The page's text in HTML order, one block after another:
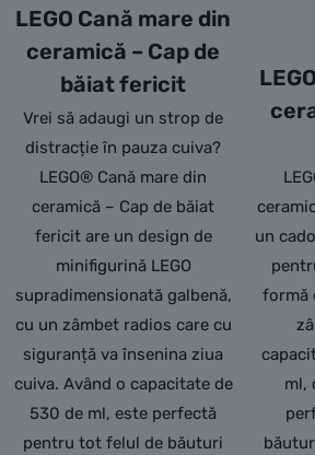
LEGO Cană mare din
ceramică – Cap de
băiat fericit
Vrei să adaugi un strop de
distracție în pauza cuiva?
LEGO® Cană mare din
ceramică – Cap de băiat
fericit are un design de
minifigurină LEGO
supradimensionată galbenă,
cu un zâmbet radios care cu
siguranță va însenina ziua
cuiva. Având o capacitate de
530 de ml, este perfectă
pentru tot felul de băuturi
un
formă
ml,